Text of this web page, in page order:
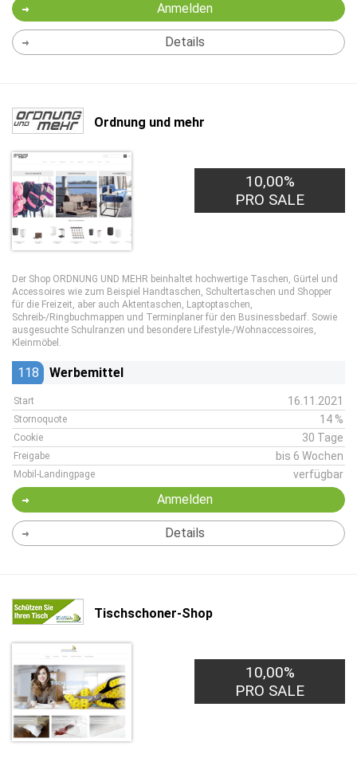
Anmelden
Details
Ordnung und mehr
10,00%
PRO SALE
Der Shop ORDNUNG UND MEHR beinhaltet hochwertige Taschen, Gürtel und
Accessoires wie zum Beispiel Handtaschen, Schultertaschen und Shopper
für die Freizeit, aber auch Aktentaschen, Laptoptaschen,
Schreib-/Ringbuchmappen und Terminplaner für den Businessbedarf. Sowie
ausgesuchte Schulranzen und besondere Lifestyle-/Wohnaccessoires,
Kleinmöbel.
118 Werbemittel
Start 16.11.2021
Stornoquote 14 %
Cookie 30 Tage
Freigabe bis 6 Wochen
Mobil-Landingpage verfügbar
Anmelden
Details
Tischschoner-Shop
10,00%
PRO SALE